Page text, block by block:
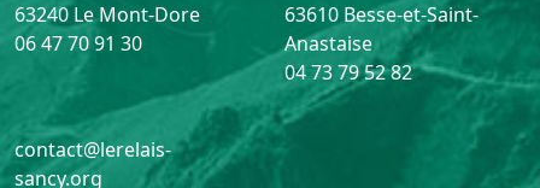
63240 Le Mont-Dore
06 47 70 91 30
63610 Besse-et-Saint-
Anastaise
04 73 79 52 82
contact@lerelais-
sancy.org